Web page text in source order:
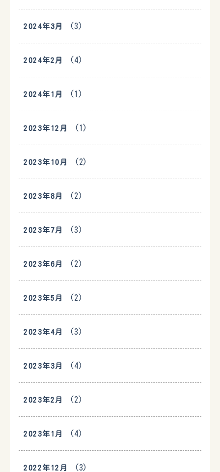
2024年3月 (3)
2024年2月 (4)
2024年1月 (1)
2023年12月 (1)
2023年10月 (2)
2023年8月 (2)
2023年7月 (3)
2023年6月 (2)
2023年5月 (2)
2023年4月 (3)
2023年3月 (4)
2023年2月 (2)
2023年1月 (4)
2022年12月 (3)